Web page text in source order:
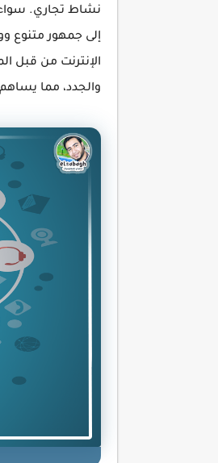
نشاط تجاري.
إلى جمهور متنوع
الإنترنت من قبل
والجدد، مما